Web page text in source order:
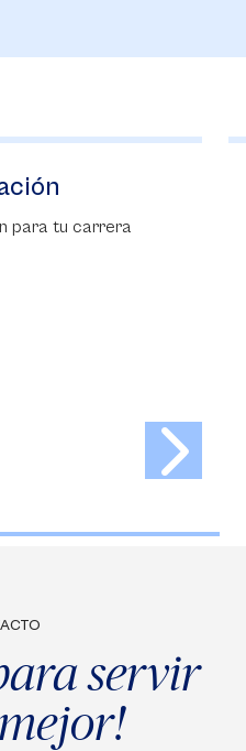
Inscripciones para nuestras
servir